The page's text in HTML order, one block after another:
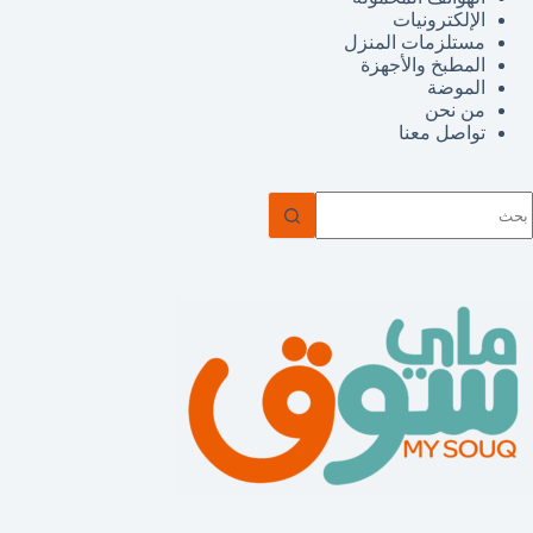
الإلكترونيات
مستلزمات المنزل
المطبخ والأجهزة
الموضة
من نحن
تواصل معنا
توجد